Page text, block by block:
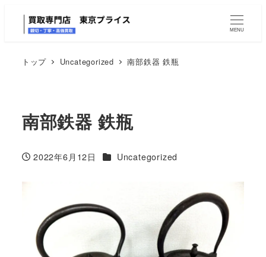
MENU
トップ Uncategorized 南部鉄器 鉄瓶
南部鉄器 鉄瓶
投稿日
2022年6月12日 カテゴリー
Uncategorized